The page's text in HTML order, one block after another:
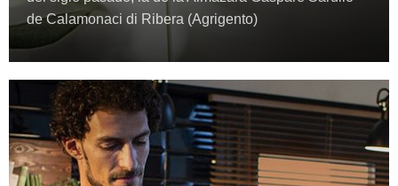
de Calamonaci di Ribera (Agrigento)